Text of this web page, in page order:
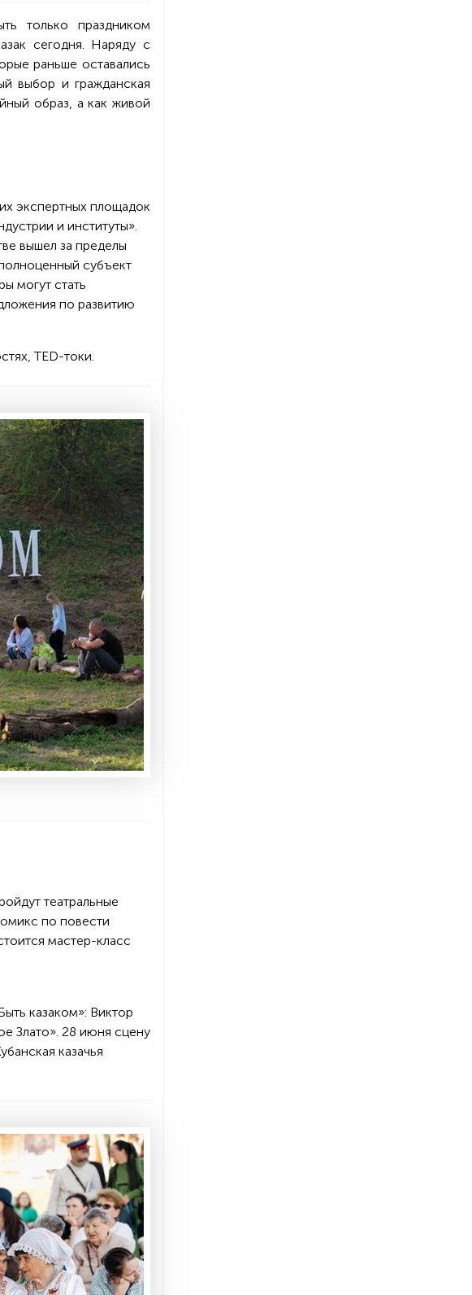
только праздником
сегодня. Наряду с
раньше оставались
выбор и гражданская
образ, а как живой
экспертных площадок
и институты».
вышел за пределы
субъект
могут стать
по развитию
TED-токи.
театральные
по повести
мастер-класс
казаком»: Виктор
Злато». 28 июня сцену
казачья